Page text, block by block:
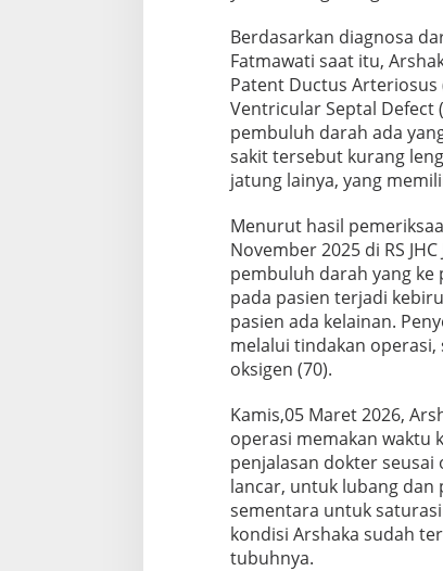
Berdasarkan diagnosa
Fatmawati saat itu,
Patent Ductus Arteriosus
Ventricular Septal Defect
pembuluh darah ada
sakit tersebut kurang
jatung lainya, yang
Menurut hasil
November 2025 di RS
pembuluh darah yang ke
pada pasien terjadi
pasien ada kelainan.
melalui tindakan
oksigen (70).
Kamis,05 Maret 2026,
operasi memakan waktu
penjalasan dokter
lancar, untuk lubang dan
sementara untuk
kondisi Arshaka sudah
tubuhnya.